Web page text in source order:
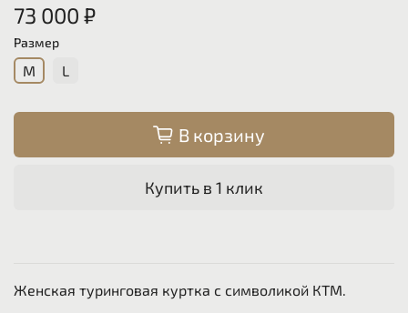
73 000 ₽
Размер
M L
В корзину
Купить в 1 клик
Женская туринговая куртка с символикой КТМ.